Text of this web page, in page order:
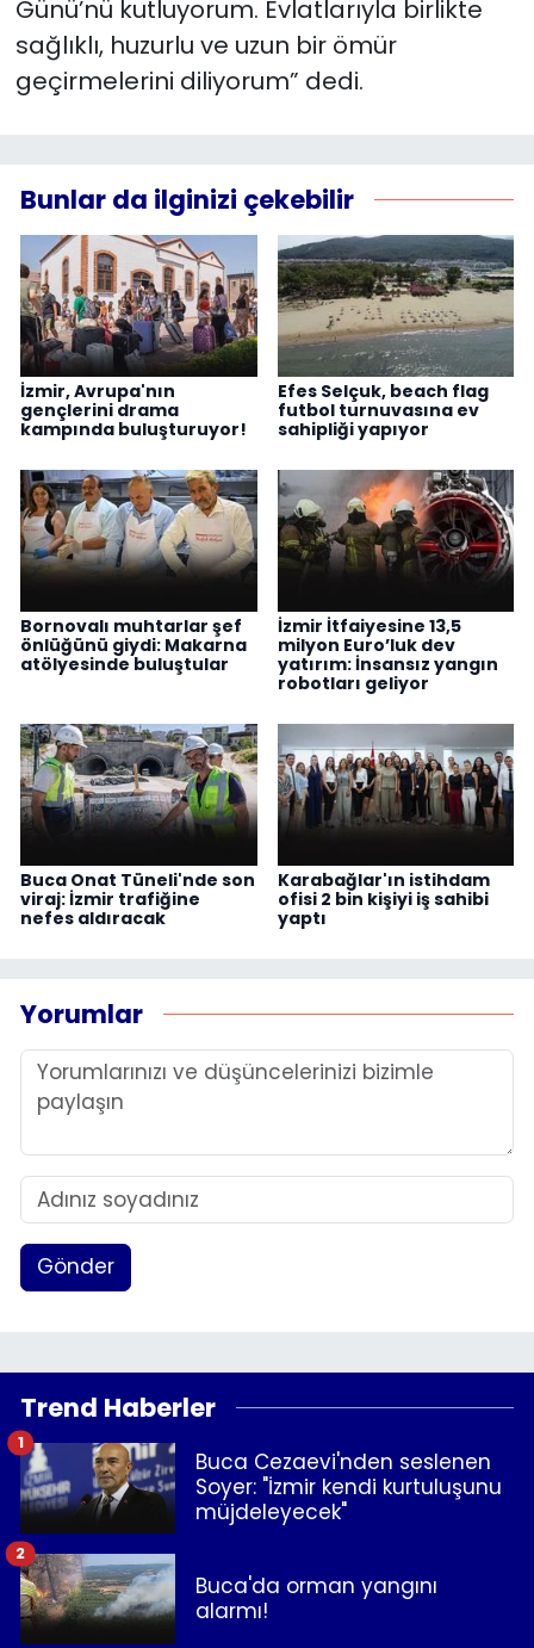
Günü’nü kutluyorum. Evlatlarıyla birlikte
sağlıklı, huzurlu ve uzun bir ömür
geçirmelerini diliyorum” dedi.
Bunlar da ilginizi çekebilir
İzmir, Avrupa'nın
gençlerini drama
kampında buluşturuyor!
Efes Selçuk, beach flag
futbol turnuvasına ev
sahipliği yapıyor
Bornovalı muhtarlar şef
önlüğünü giydi: Makarna
atölyesinde buluştular
İzmir İtfaiyesine 13,5
milyon Euro’luk dev
yatırım: İnsansız yangın
robotları geliyor
Buca Onat Tüneli'nde son
viraj: İzmir trafiğine
nefes aldıracak
Karabağlar'ın istihdam
ofisi 2 bin kişiyi iş sahibi
yaptı
Yorumlar
Gönder
Trend Haberler
Buca Cezaevi'nden seslenen
Soyer: "İzmir kendi kurtuluşunu
müjdeleyecek"
1
Buca'da orman yangını
alarmı!
2